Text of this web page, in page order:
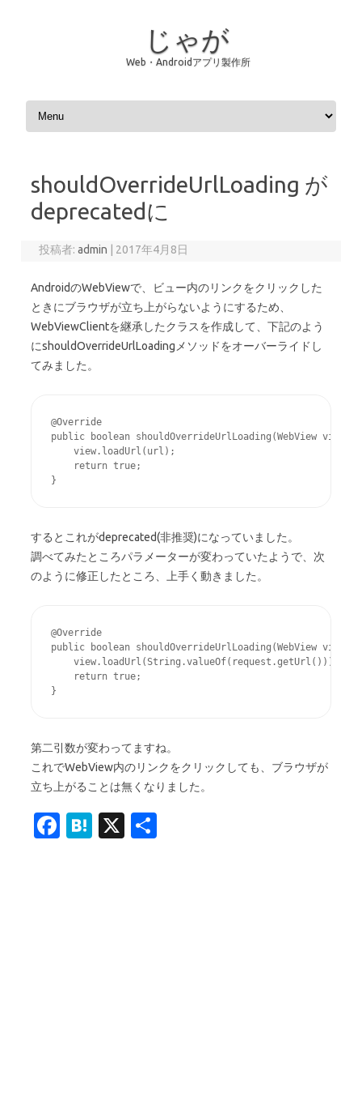
じゃが
Web・Androidアプリ製作所
コンテンツへスキップ
shouldOverrideUrlLoading が
deprecatedに
投稿者:admin 2017年4月8日
AndroidのWebViewで、ビュー内のリンクをクリックした
ときにブラウザが立ち上がらないようにするため、
WebViewClientを継承したクラスを作成して、下記のよう
にshouldOverrideUrlLoadingメソッドをオーバーライドし
てみました。
@Override
public boolean shouldOverrideUrlLoading(WebView
    view.loadUrl(url);
    return true;
するとこれがdeprecated(非推奨)になっていました。
調べてみたところパラメーターが変わっていたようで、次
のように修正したところ、上手く動きました。
@Override
public boolean shouldOverrideUrlLoading(WebView view,
    view.loadUrl(String.valueOf(request.getUrl()));
    return true;
第二引数が変わってますね。
これでWebView内のリンクをクリックしても、ブラウザが
立ち上がることは無くなりました。
Fa
H
X